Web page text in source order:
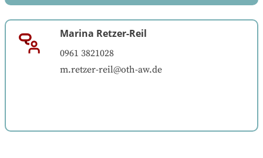
Marina Retzer-Reil
0961 3821028
m.retzer-reil@oth-aw.de